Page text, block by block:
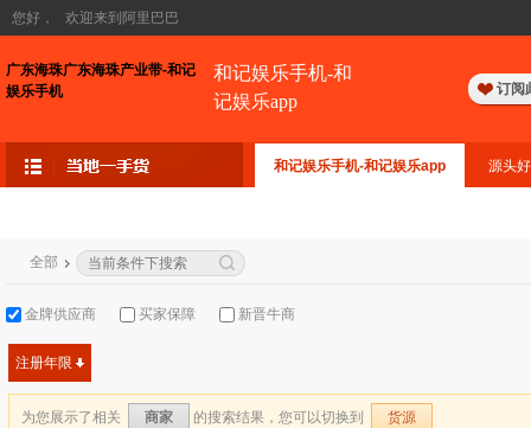
您好， 欢迎来到阿里巴巴
广东海珠广东海珠产业带-和记
娱乐手机
和记娱乐手机-和
记娱乐app
订阅
和记娱乐手机-和记娱乐app 源头
全部
金牌供应商 买家保障 新晋牛商
注册年限
为您展示了相关 商家 的搜索结果，您可以切换到 货源